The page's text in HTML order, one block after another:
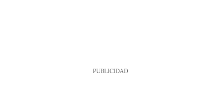
PUBLICIDAD